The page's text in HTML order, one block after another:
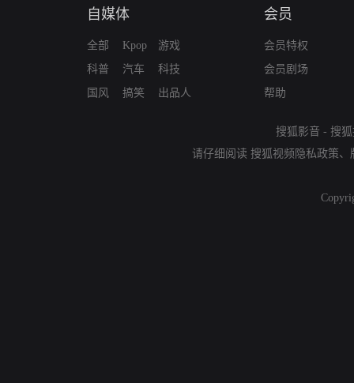
自媒体
全部
科普
国风
Kpop
汽车
搞笑
游戏
科技
出品人
会员
会员特权
会员剧场
帮助
搜狐影音 - 搜
请仔细阅读 搜狐视频隐私政策、